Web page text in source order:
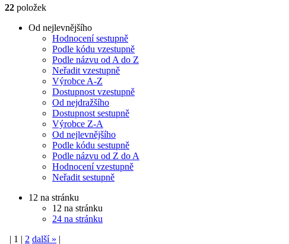
22 položek
Od nejlevnějšího
Hodnocení sestupně
Podle kódu vzestupně
Podle názvu od A do Z
Neřadit vzestupně
Výrobce A-Z
Dostupnost vzestupně
Od nejdražšího
Dostupnost sestupně
Výrobce Z-A
Od nejlevnějšího
Podle kódu sestupně
Podle názvu od Z do A
Hodnocení vzestupně
Neřadit sestupně
12 na stránku
12 na stránku
24 na stránku
| 1 | 2 další» |